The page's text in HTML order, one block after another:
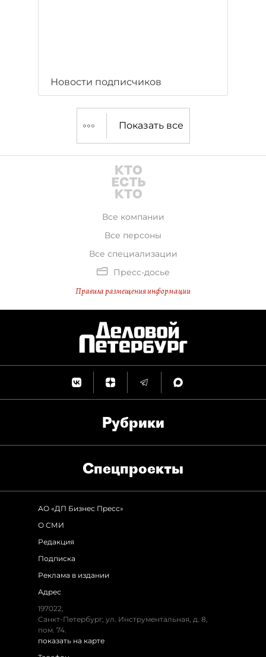
Новости подписчиков
Показать все
Все компании
Все персоны
Все специализации
Пресс-досье
Правила размещения информации
Рубрики
Спец­проекты
АО «ДП Бизнес Пресс»
О СМИ
Редакция
Подписка
Реклама в издании
Адрес
197022,
Санкт-Петербург, ул. Инструментальная, д. 8,
пом. 74.
показать на карте